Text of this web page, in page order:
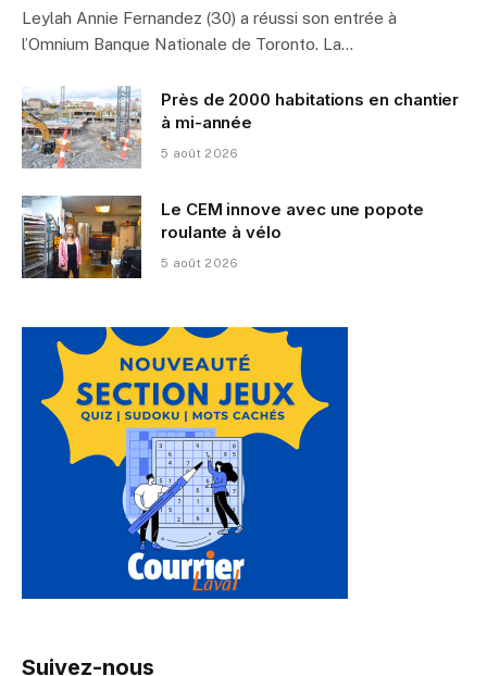
Leylah Annie Fernandez (30) a réussi son entrée à
l’Omnium Banque Nationale de Toronto. La…
Près de 2000 habitations en chantier
à mi-année
5 août 2026
Le CEM innove avec une popote
roulante à vélo
5 août 2026
Suivez-nous